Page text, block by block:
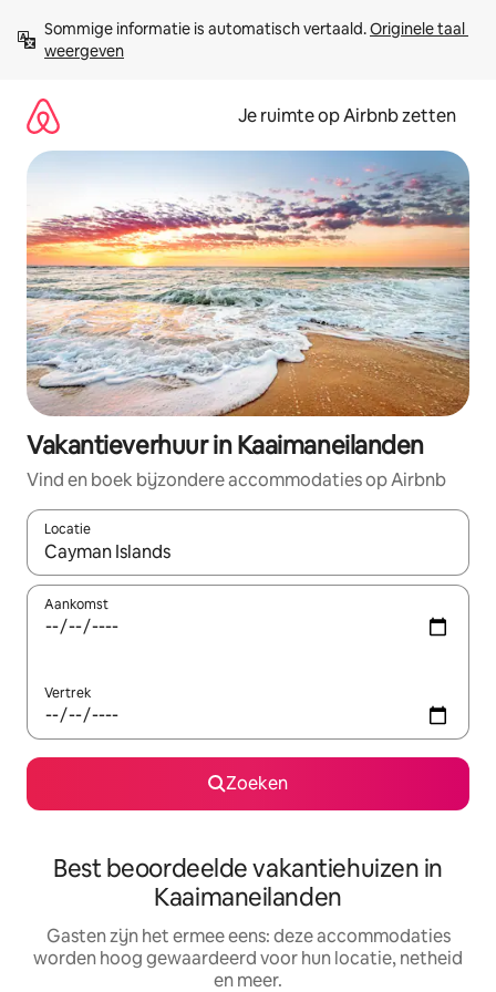
direct
naar
Sommige informatie is automatisch vertaald. Originele taal
weergeven
Je ruimte op Airbnb zetten
Vakantieverhuur in Kaaimaneilanden
Vind en boek bijzondere accommodaties op Airbnb
Locatie
Wanneer er suggesties beschikbaar zijn, maak je een keuze
Aankomst
Vertrek
Zoeken
Best beoordeelde vakantiehuizen in
Kaaimaneilanden
Gasten zijn het ermee eens: deze accommodaties
worden hoog gewaardeerd voor hun locatie, netheid
en meer.